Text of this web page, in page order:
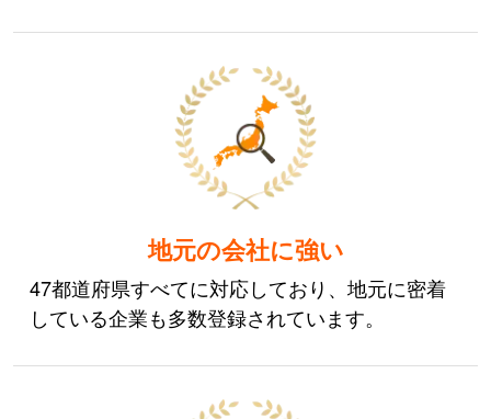
地元の会社に強い
47都道府県すべてに対応しており、地元に密着
している企業も多数登録されています。